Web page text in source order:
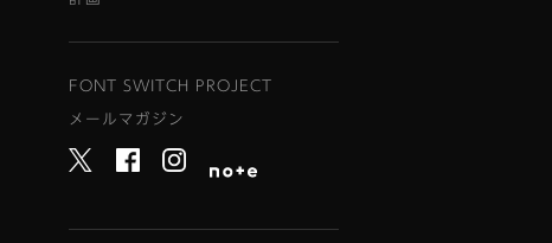
FONT SWITCH PROJECT
メールマガジン